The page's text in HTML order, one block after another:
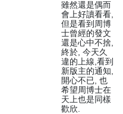
雖然還是偶而
會上好讀看看,
但是看到周博
士曾經的發文
還是心中不捨,
終於, 今天久
違的上線,看到
新版主的通知,
開心不已, 也
希望周博士在
天上也是同樣
歡欣.